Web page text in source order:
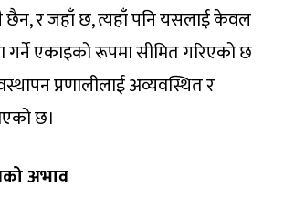
र जहाँ छ, त्यहाँ पनि यसलाई केवल
गर्ने एकाइको रूपमा सीमित गरिएको छ
प्रणालीलाई अव्यवस्थित र
छ।
अभाव